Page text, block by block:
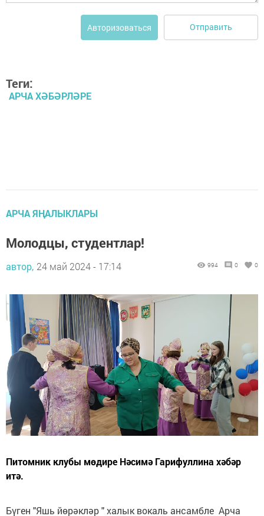
Авторизоваться Отправить
Теги:
АРЧА ХӘБӘРЛӘРЕ
АРЧА ЯҢАЛЫКЛАРЫ
Молодцы, студентлар!
автор, 24 май 2024 - 17:14 994 0 0
Питомник клубы мөдире Нәсимә Гарифуллина хәбәр
итә.
Бүген "Яшь йөрәкләр " халык вокаль ансамбле Арча